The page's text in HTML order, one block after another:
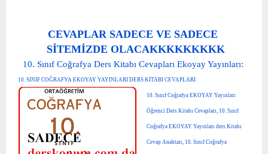
CEVAPLAR SADECE VE SADECE
SİTEMİZDE OLACAKKKKKKKKK
10. Sınıf Coğrafya Ders Kitabı Cevapları Ekoyay Yayınları:
10. SINIF COĞRAFYA EKOYAY YAYINLARI DERS KİTABI CEVAPLARI
10. Sınıf Coğrafya EKOYAY Yayınları
Öğrenci Ders Kitabı Cevapları, 10. Sınıf
Coğrafya EKOYAY Yayınları ders Kitabı
Cevap Anahtarı, 10. Sınıf Coğrafya